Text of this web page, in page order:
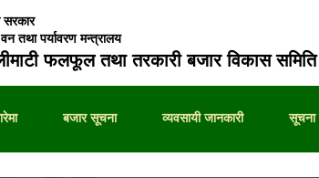
सरकार
तथा पर्यावरण मन्त्रालय
फलफूल तथा तरकारी बजार विकास समिति
बजार सूचना व्यवसायी जानकारी सूचना